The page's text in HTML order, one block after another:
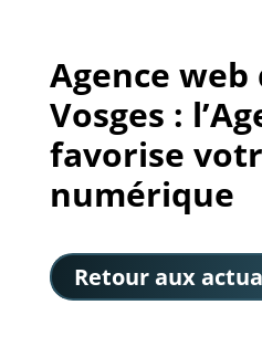
Agence web
Vosges :
favorise
numérique
Retour aux